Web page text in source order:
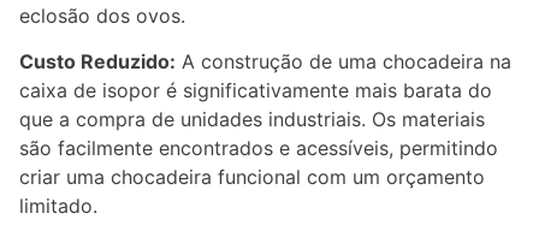
eclosão dos ovos.
Custo Reduzido: A construção de uma chocadeira na
caixa de isopor é significativamente mais barata do
que a compra de unidades industriais. Os materiais
são facilmente encontrados e acessíveis, permitindo
criar uma chocadeira funcional com um orçamento
limitado.